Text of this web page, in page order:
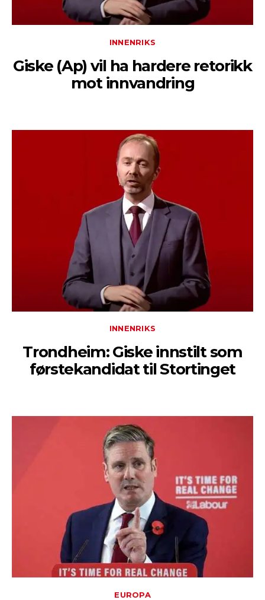
INNENRIKS
Giske (Ap) vil ha hardere retorikk
mot innvandring
INNENRIKS
Trondheim: Giske innstilt som
førstekandidat til Stortinget
EUROPA